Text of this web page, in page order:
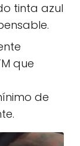
tinta azul
que
de